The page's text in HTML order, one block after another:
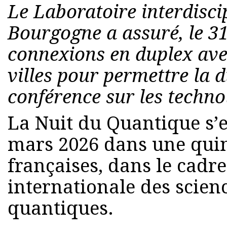
Le Laboratoire
Bourgogne a assuré, le
connexions en duplex
villes pour permettre la
conférence sur les
La Nuit du Quantique
mars 2026 dans une
françaises, dans le
internationale des
quantiques.